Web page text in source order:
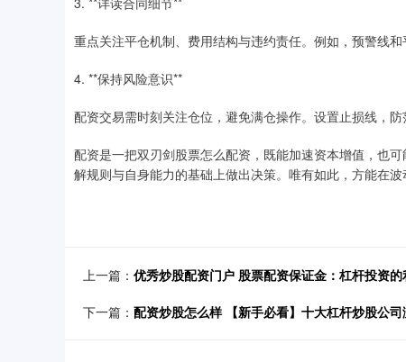
重点关注平仓机制、费用结构与违约责任。例如，预警线和
4. **保持风险意识**
配资交易需时刻关注仓位，避免满仓操作。设置止损线，防
配资是一把双刃剑股票怎么配资，既能加速资本增值，也
解规则与自身能力的基础上做出决策。唯有如此，方能在波
上一篇： 优秀炒股配资门户 股票配资保证金：杠杆投资
下一篇： 配资炒股怎么样 【新手必看】十大杠杆炒股公